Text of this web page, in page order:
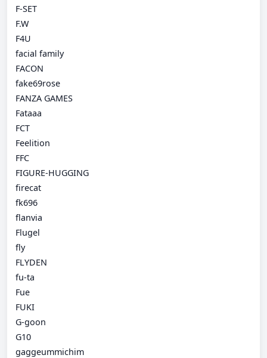
F-SET
F.W
F4U
facial family
FACON
fake69rose
FANZA GAMES
Fataaa
FCT
Feelition
FFC
FIGURE-HUGGING
firecat
fk696
flanvia
Flugel
fly
FLYDEN
fu-ta
Fue
FUKI
G-goon
G10
gaggeummichim